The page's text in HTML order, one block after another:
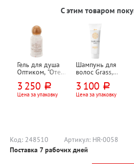
С этим товаром
Гель для душа
Оптиком, "Отель
флакон, 200шт
3 250 руб.
Цена за упаковку
Шампунь для
волос Grass,
(Sargan)", 30мл,
в пластиковой
3 100 руб.
Цена за упаковку
Код: 248510 Артикул: HR-0058
Поставка 7 рабочих дней